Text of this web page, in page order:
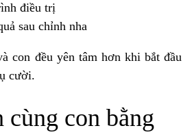
điều trị
sau chỉnh nha
con đều yên tâm hơn khi bắt đầu
cười.
con bằng